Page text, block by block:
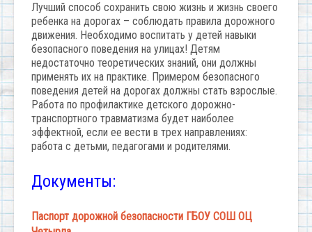
Лучший способ сохранить свою жизнь и жизнь своего
ребенка на дорогах – соблюдать правила дорожного
движения. Необходимо воспитать у детей навыки
безопасного поведения на улицах! Детям
недостаточно теоретических знаний, они должны
применять их на практике. Примером безопасного
поведения детей на дорогах должны стать взрослые.
Работа по профилактике детского дорожно-
транспортного травматизма будет наиболее
эффектной, если ее вести в трех направлениях:
работа с детьми, педагогами и родителями.
Документы:
Паспорт дорожной безопасности ГБОУ СОШ ОЦ